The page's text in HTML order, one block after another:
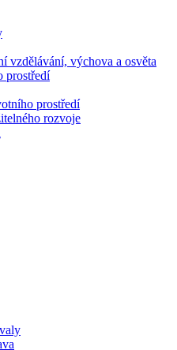
vzdělávání, výchova a osvěta
prostředí
prostředí
rozvoje